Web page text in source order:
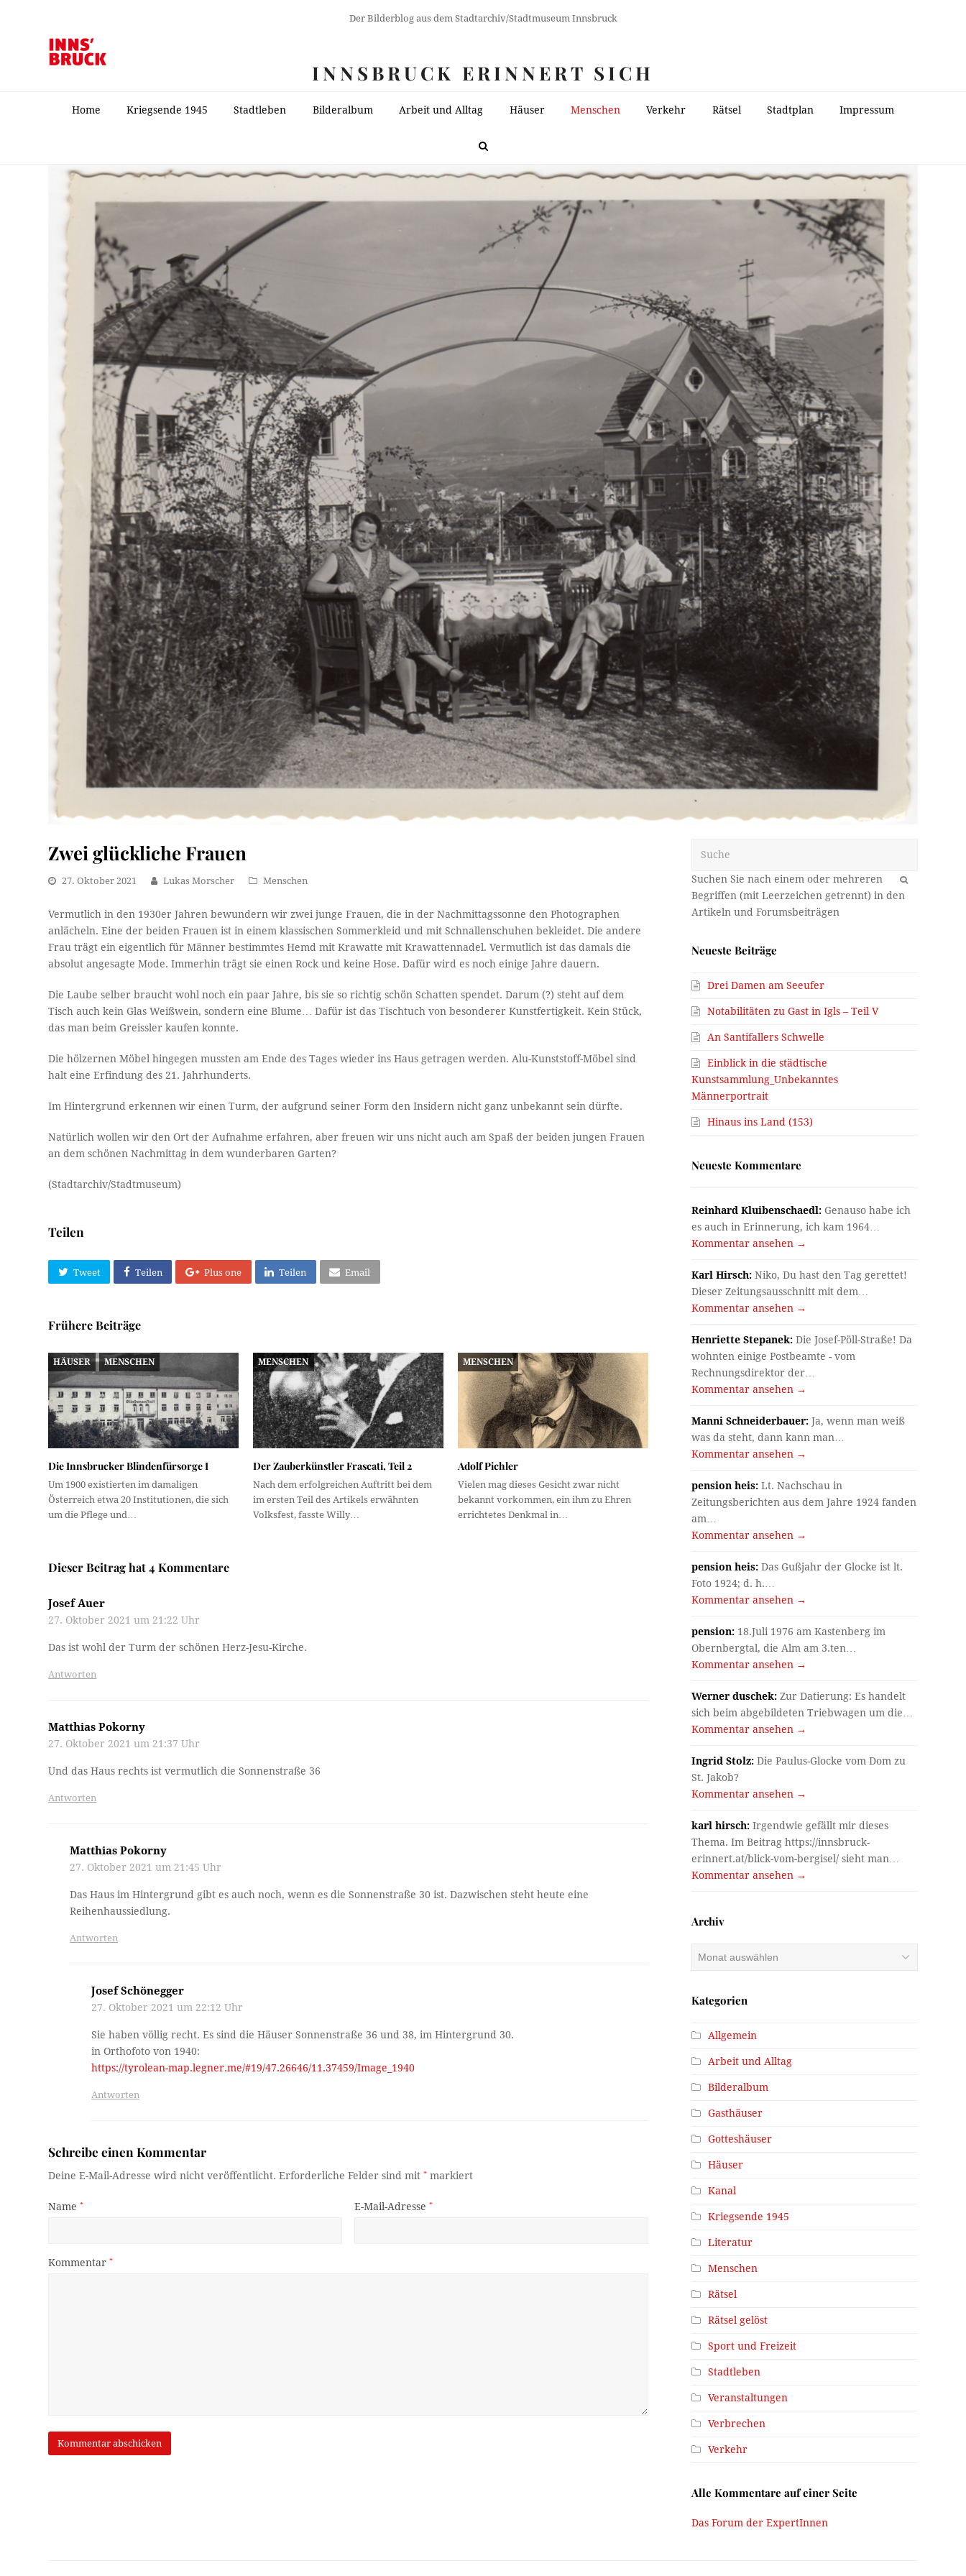
Der Bilderblog aus dem Stadtarchiv/Stadtmuseum Innsbruck
INNSBRUCK ERINNERT SICH
Home Kriegsende 1945 Stadtleben Bilderalbum Arbeit und Alltag Häuser Menschen Verkehr Rätsel Stadtplan Impressum
Zwei glückliche Frauen
27. Oktober 2021 Lukas Morscher Menschen
Vermutlich in den 1930er Jahren bewundern wir zwei junge Frauen, die in der Nachmittagssonne den Photographen
anlächeln. Eine der beiden Frauen ist in einem klassischen Sommerkleid und mit Schnallenschuhen bekleidet. Die andere
Frau trägt ein eigentlich für Männer bestimmtes Hemd mit Krawatte mit Krawattennadel. Vermutlich ist das damals die
absolut angesagte Mode. Immerhin trägt sie einen Rock und keine Hose. Dafür wird es noch einige Jahre dauern.
Die Laube selber braucht wohl noch ein paar Jahre, bis sie so richtig schön Schatten spendet. Darum (?) steht auf dem
Tisch auch kein Glas Weißwein, sondern eine Blume… Dafür ist das Tischtuch von besonderer Kunstfertigkeit. Kein Stück,
das man beim Greissler kaufen konnte.
Die hölzernen Möbel hingegen mussten am Ende des Tages wieder ins Haus getragen werden. Alu-Kunststoff-Möbel sind
halt eine Erfindung des 21. Jahrhunderts.
Im Hintergrund erkennen wir einen Turm, der aufgrund seiner Form den Insidern nicht ganz unbekannt sein dürfte.
Natürlich wollen wir den Ort der Aufnahme erfahren, aber freuen wir uns nicht auch am Spaß der beiden jungen Frauen
an dem schönen Nachmittag in dem wunderbaren Garten?
(Stadtarchiv/Stadtmuseum)
Teilen
Tweet Teilen Plus one Teilen Email
Frühere Beiträge
HÄUSER MENSCHEN
Die Innsbrucker Blindenfürsorge I
Um 1900 existierten im damaligen
Österreich etwa 20 Institutionen, die sich
um die Pflege und…
MENSCHEN
Der Zauberkünstler Frascati, Teil 2
Nach dem erfolgreichen Auftritt bei dem
im ersten Teil des Artikels erwähnten
Volksfest, fasste Willy…
MENSCHEN
Adolf Pichler
Vielen mag dieses Gesicht zwar nicht
bekannt vorkommen, ein ihm zu Ehren
errichtetes Denkmal in…
Dieser Beitrag hat 4 Kommentare
Josef Auer
27. Oktober 2021 um 21:22 Uhr
Das ist wohl der Turm der schönen Herz-Jesu-Kirche.
Antworten
Matthias Pokorny
27. Oktober 2021 um 21:37 Uhr
Und das Haus rechts ist vermutlich die Sonnenstraße 36
Antworten
Matthias Pokorny
27. Oktober 2021 um 21:45 Uhr
Das Haus im Hintergrund gibt es auch noch, wenn es die Sonnenstraße 30 ist. Dazwischen steht heute eine
Reihenhaussiedlung.
Antworten
Josef Schönegger
27. Oktober 2021 um 22:12 Uhr
Sie haben völlig recht. Es sind die Häuser Sonnenstraße 36 und 38, im Hintergrund 30.
in Orthofoto von 1940:
https://tyrolean-map.legner.me/#19/47.26646/11.37459/Image_1940
Antworten
Schreibe einen Kommentar
Deine E-Mail-Adresse wird nicht veröffentlicht. Erforderliche Felder sind mit* markiert
Name* E-Mail-Adresse *
Kommentar*
OK
Neueste Beiträge
Drei Damen am Seeufer
Notabilitäten zu Gast in Igls – Teil V
An Santifallers Schwelle
Einblick in die städtische
Kunstsammlung_Unbekanntes
Männerportrait
Hinaus ins Land (153)
Neueste Kommentare
Reinhard Kluibenschaedl: Genauso habe ich
es auch in Erinnerung, ich kam 1964…
Kommentar ansehen →
Karl Hirsch: Niko, Du hast den Tag gerettet!
Dieser Zeitungsausschnitt mit dem…
Kommentar ansehen →
Henriette Stepanek: Die Josef-Pöll-Straße! Da
wohnten einige Postbeamte - vom
Rechnungsdirektor der…
Kommentar ansehen →
Manni Schneiderbauer: Ja, wenn man weiß
was da steht, dann kann man…
Kommentar ansehen →
pension heis: Lt. Nachschau in
Zeitungsberichten aus dem Jahre 1924 fanden
am…
Kommentar ansehen →
pension heis: Das Gußjahr der Glocke ist lt.
Foto 1924; d. h.…
Kommentar ansehen →
pension: 18.Juli 1976 am Kastenberg im
Obernbergtal, die Alm am 3.ten…
Kommentar ansehen →
Werner duschek: Zur Datierung: Es handelt
sich beim abgebildeten Triebwagen um die…
Kommentar ansehen →
Ingrid Stolz: Die Paulus-Glocke vom Dom zu
St. Jakob?
Kommentar ansehen →
karl hirsch: Irgendwie gefällt mir dieses
Thema. Im Beitrag https://innsbruck-
erinnert.at/blick-vom-bergisel/ sieht man…
Kommentar ansehen →
Archiv
Kategorien
Allgemein
Arbeit und Alltag
Bilderalbum
Gasthäuser
Gotteshäuser
Häuser
Kanal
Kriegsende 1945
Literatur
Menschen
Rätsel
Rätsel gelöst
Sport und Freizeit
Stadtleben
Veranstaltungen
Verbrechen
Verkehr
Alle Kommentare auf einer Seite
Das Forum der ExpertInnen